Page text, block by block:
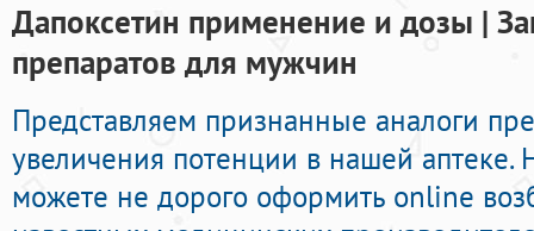
Дапоксетин применение и дозы |
препаратов для мужчин
Представляем признанные аналоги
увеличения потенции в нашей аптеке.
можете не дорого оформить online